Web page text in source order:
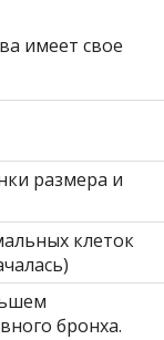
имеет свое
размера и
клеток
бронха.